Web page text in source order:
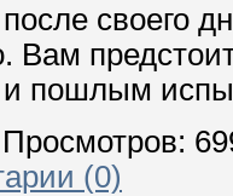
своего
Вам
пошлым
Просмотров:
(0)